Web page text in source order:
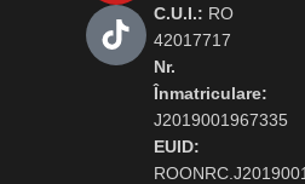
C.U.I.: RO
42017717
Nr.
Înmatriculare:
J2019001967335
EUID: